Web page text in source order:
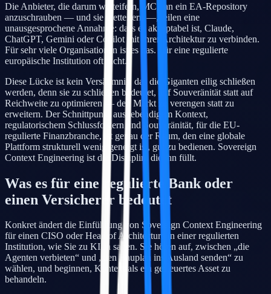
Die Anbieter, die darum wetteifern, MCP an ein EA-Repository
anzuschrauben — und sie wetteifern —, teilen eine
unausgesprochene Annahme: dass es akzeptabel ist, Claude,
ChatGPT, Gemini oder Copilot mit Ihrer Architektur zu verbinden.
Für sehr viele Organisationen ist es das. Für eine regulierte
europäische Institution oft nicht.
Diese Lücke ist kein Versäumnis, das die Giganten eilig schließen
werden, denn sie zu schließen bedeutet, auf Souveränität statt auf
Reichweite zu optimieren — den Markt zu verengen statt zu
erweitern. Der Schnittpunkt aus lebendigem Kontext,
regulatorischem Schlussfolgern und Souveränität, für die EU-
regulierte Finanzbranche, ist genau der Raum, den eine globale
Plattform strukturell wenig geneigt ist, gut zu bedienen. Sovereign
Context Engineering ist die Disziplin, die ihn füllt.
Was es für eine regulierte Bank oder
einen Versicherer bedeutet
Konkret ändert die Einführung von Sovereign Context Engineering
für einen CISO oder Head of Architecture in einer regulierten
Institution, wie Sie zu KI Ja sagen. Sie hören auf, zwischen „die
Agenten verbieten“ und „den Bauplan ins Ausland senden“ zu
wählen, und beginnen, Kontext als ein gesteuertes Asset zu
behandeln.